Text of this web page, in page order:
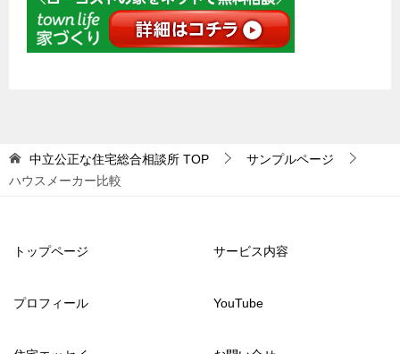
中立公正な住宅総合相談所 TOP
サンプルページ
ハウスメーカー比較
トップページ サービス内容
プロフィール YouTube